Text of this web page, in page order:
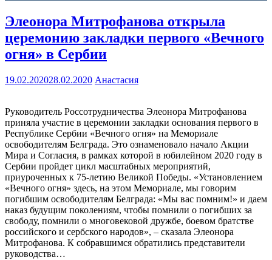
Элеонора Митрофанова открыла
церемонию закладки первого «Вечного
огня» в Сербии
19.02.202028.02.2020 Анастасия
Руководитель Россотрудничества Элеонора Митрофанова
приняла участие в церемонии закладки основания первого в
Республике Сербии «Вечного огня» на Мемориале
освободителям Белграда. Это ознаменовало начало Акции
Мира и Согласия, в рамках которой в юбилейном 2020 году в
Сербии пройдет цикл масштабных мероприятий,
приуроченных к 75-летию Великой Победы. «Установлением
«Вечного огня» здесь, на этом Мемориале, мы говорим
погибшим освободителям Белграда: «Мы вас помним!» и даем
наказ будущим поколениям, чтобы помнили о погибших за
свободу, помнили о многовековой дружбе, боевом братстве
российского и сербского народов», – сказала Элеонора
Митрофанова. К собравшимся обратились представители
руководства…